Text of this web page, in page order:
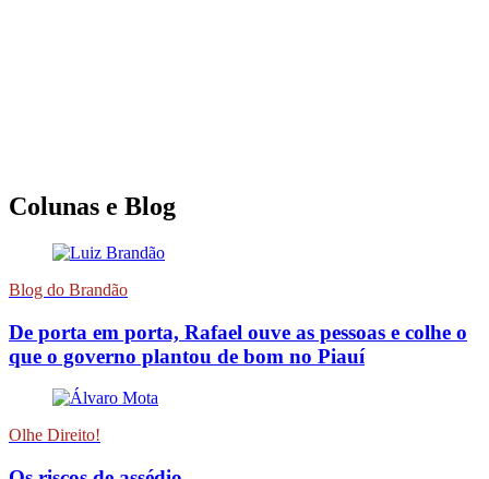
Colunas e Blog
Blog do Brandão
De porta em porta, Rafael ouve as pessoas e colhe o
que o governo plantou de bom no Piauí
Olhe Direito!